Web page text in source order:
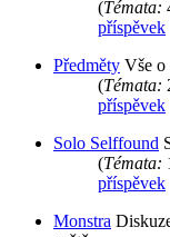
(Témata:
příspěvek
Předměty Vše o
(Témata:
příspěvek
Solo Selffound
(Témata:
příspěvek
Monstra